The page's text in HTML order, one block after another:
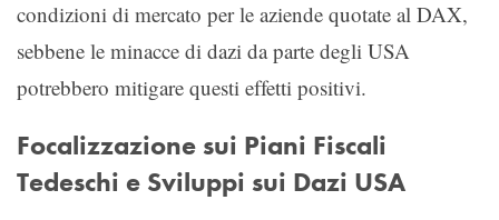
condizioni di mercato per le aziende quotate al DAX,
sebbene le minacce di dazi da parte degli USA
potrebbero mitigare questi effetti positivi.
Focalizzazione sui Piani Fiscali
Tedeschi e Sviluppi sui Dazi USA